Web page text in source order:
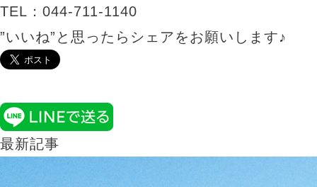
TEL：044-711-1140
”いいね”と思ったらシェアをお願いします♪
最新記事